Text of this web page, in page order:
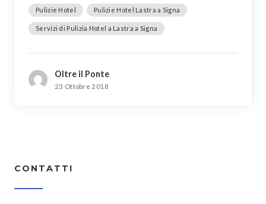
Pulizie Hotel Pulizie Hotel Lastra a Signa
Servizi di Pulizia Hotel a Lastra a Signa
Oltre il Ponte
23 Ottobre 2018
CONTATTI